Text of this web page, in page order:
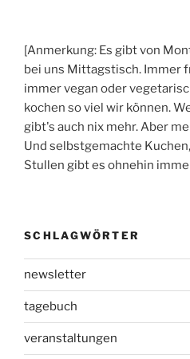
[Anmerkung: Es gibt von
bei uns Mittagstisch. Immer
immer vegan oder
kochen so viel wir können.
gibt's auch nix mehr. Aber
Und selbstgemachte
Stullen gibt es ohnehin
SCHLAGWÖRTER
newsletter
tagebuch
veranstaltungen